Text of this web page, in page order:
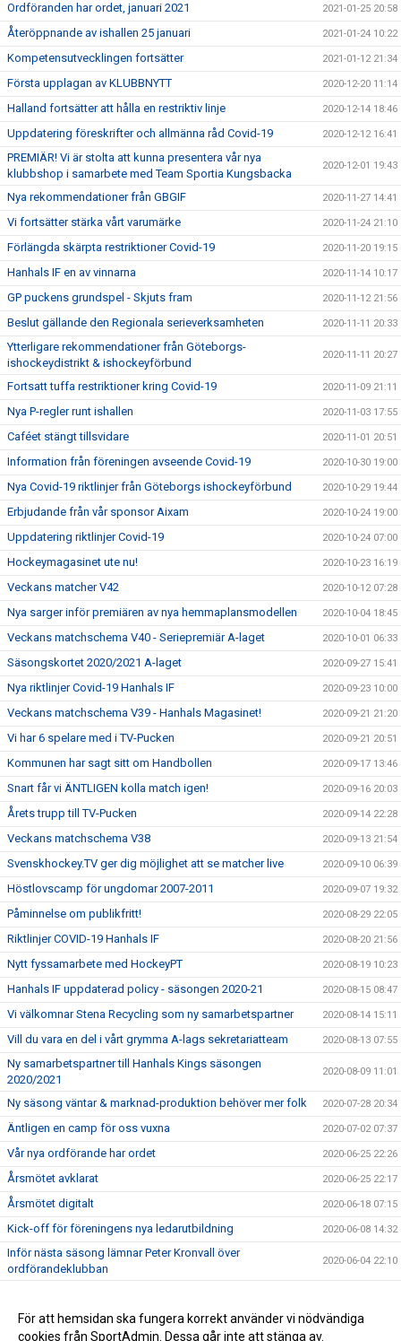
Ordföranden har ordet, januari 2021 2021-01-25 20:58
Återöppnande av ishallen 25 januari 2021-01-24 10:22
Kompetensutvecklingen fortsätter 2021-01-12 21:34
Första upplagan av KLUBBNYTT 2020-12-20 11:14
Halland fortsätter att hålla en restriktiv linje 2020-12-14 18:46
Uppdatering föreskrifter och allmänna råd Covid-19 2020-12-12 16:41
PREMIÄR! Vi är stolta att kunna presentera vår nya
klubbshop i samarbete med Team Sportia Kungsbacka
2020-12-01 19:43
Nya rekommendationer från GBGIF 2020-11-27 14:41
Vi fortsätter stärka vårt varumärke 2020-11-24 21:10
Förlängda skärpta restriktioner Covid-19 2020-11-20 19:15
Hanhals IF en av vinnarna 2020-11-14 10:17
GP puckens grundspel - Skjuts fram 2020-11-12 21:56
Beslut gällande den Regionala serieverksamheten 2020-11-11 20:33
Ytterligare rekommendationer från Göteborgs-
ishockeydistrikt & ishockeyförbund
2020-11-11 20:27
Fortsatt tuffa restriktioner kring Covid-19 2020-11-09 21:11
Nya P-regler runt ishallen 2020-11-03 17:55
Caféet stängt tillsvidare 2020-11-01 20:51
Information från föreningen avseende Covid-19 2020-10-30 19:00
Nya Covid-19 riktlinjer från Göteborgs ishockeyförbund 2020-10-29 19:44
Erbjudande från vår sponsor Aixam 2020-10-24 19:00
Uppdatering riktlinjer Covid-19 2020-10-24 07:00
Hockeymagasinet ute nu! 2020-10-23 16:19
Veckans matcher V42 2020-10-12 07:28
Nya sarger inför premiären av nya hemmaplansmodellen 2020-10-04 18:45
Veckans matchschema V40 - Seriepremiär A-laget 2020-10-01 06:33
Säsongskortet 2020/2021 A-laget 2020-09-27 15:41
Nya riktlinjer Covid-19 Hanhals IF 2020-09-23 10:00
Veckans matchschema V39 - Hanhals Magasinet! 2020-09-21 21:20
Vi har 6 spelare med i TV-Pucken 2020-09-21 20:51
Kommunen har sagt sitt om Handbollen 2020-09-17 13:46
Snart får vi ÄNTLIGEN kolla match igen! 2020-09-16 20:03
Årets trupp till TV-Pucken 2020-09-14 22:28
Veckans matchschema V38 2020-09-13 21:54
Svenskhockey.TV ger dig möjlighet att se matcher live 2020-09-10 06:39
Höstlovscamp för ungdomar 2007-2011 2020-09-07 19:32
Påminnelse om publikfritt! 2020-08-29 22:05
Riktlinjer COVID-19 Hanhals IF 2020-08-20 21:56
Nytt fyssamarbete med HockeyPT 2020-08-19 10:23
Hanhals IF uppdaterad policy - säsongen 2020-21 2020-08-15 08:47
Vi välkomnar Stena Recycling som ny samarbetspartner 2020-08-14 15:11
Vill du vara en del i vårt grymma A-lags sekretariatteam 2020-08-13 07:55
Ny samarbetspartner till Hanhals Kings säsongen
2020/2021
2020-08-09 11:01
Ny säsong väntar & marknad-produktion behöver mer folk 2020-07-28 20:34
Äntligen en camp för oss vuxna 2020-07-02 07:37
Vår nya ordförande har ordet 2020-06-25 22:26
Årsmötet avklarat 2020-06-25 22:17
Årsmötet digitalt 2020-06-18 07:15
Kick-off för föreningens nya ledarutbildning 2020-06-08 14:32
Inför nästa säsong lämnar Peter Kronvall över
ordförandeklubban
2020-06-04 22:10
Hanhals Kings sluter avtal med Warrior Hockey 2020-06-01 18:19
För att hemsidan ska fungera korrekt använder vi nödvändiga
cookies från SportAdmin. Dessa går inte att stänga av.